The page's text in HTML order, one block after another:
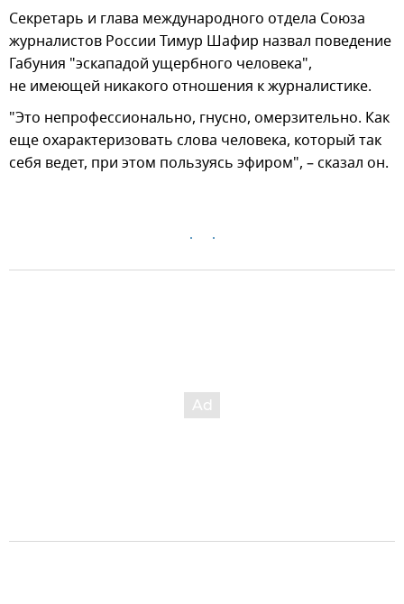
Секретарь и глава международного отдела Союза
журналистов России Тимур Шафир назвал поведение
Габуния "эскападой ущербного человека",
не имеющей никакого отношения к журналистике.
"Это непрофессионально, гнусно, омерзительно. Как
еще охарактеризовать слова человека, который так
себя ведет, при этом пользуясь эфиром", – сказал он.